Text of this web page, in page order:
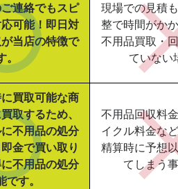
連絡でもスピ
可能！即日対
当店の特徴で
。
現場での見積
整で時間がか
不用品買取・
ていない
買取可能な商
取するため、
不用品の処分
金で買い取り
不用品の処分
です。
不用品回収料
イクル料金な
精算時に予想
てしまう